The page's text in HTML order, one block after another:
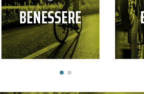
BENESSERE